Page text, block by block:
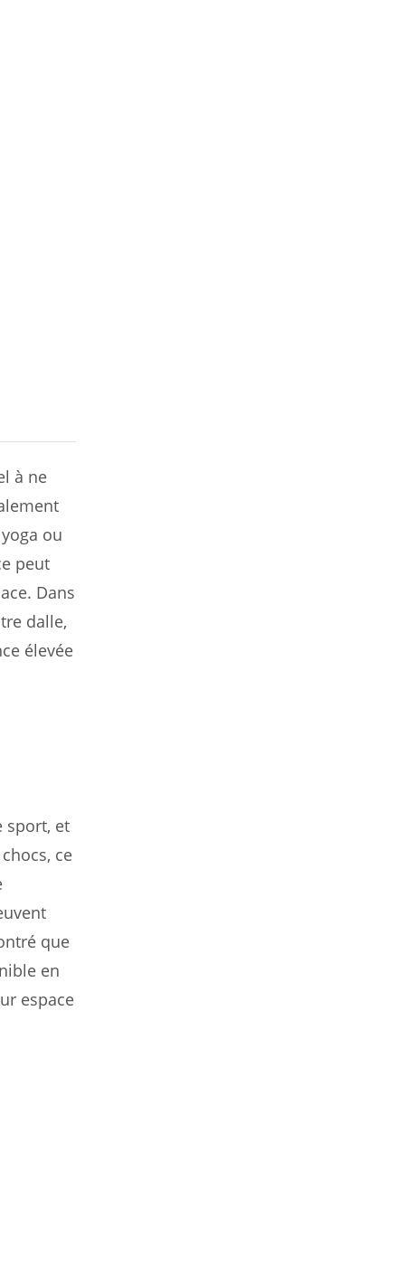
à ne
ou
peut
Dans
dalle,
élevée
sport, et
ce
que
en
espace